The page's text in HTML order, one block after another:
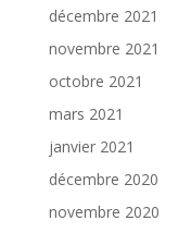
décembre 2021
novembre 2021
octobre 2021
mars 2021
janvier 2021
décembre 2020
novembre 2020